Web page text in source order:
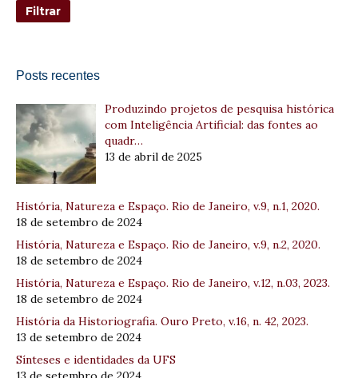
Posts recentes
Produzindo projetos de pesquisa histórica
com Inteligência Artificial: das fontes ao
quadr…
13 de abril de 2025
História, Natureza e Espaço. Rio de Janeiro, v.9, n.1, 2020.
18 de setembro de 2024
História, Natureza e Espaço. Rio de Janeiro, v.9, n.2, 2020.
18 de setembro de 2024
História, Natureza e Espaço. Rio de Janeiro, v.12, n.03, 2023.
18 de setembro de 2024
História da Historiografia. Ouro Preto, v.16, n. 42, 2023.
13 de setembro de 2024
Sínteses e identidades da UFS